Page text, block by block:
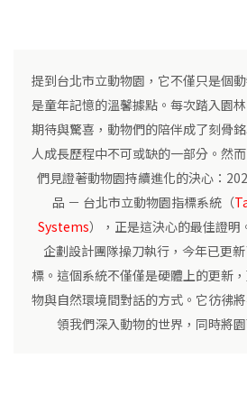
提到台北市立動物園，它不僅只是個
是童年記憶的溫馨據點。每次踏入園
期待與驚喜，動物們的陪伴成了刻骨
人成長歷程中不可或缺的一部分。然
們見證著動物園持續進化的決心：
品 － 台北市立動物園指標系統（
Systems），正是這決心的最佳證明
企劃設計團隊操刀執行，今年已更
標。這個系統不僅僅是硬體上的更新
物與自然環境間對話的方式。它彷彿
領我們深入動物的世界，同時將